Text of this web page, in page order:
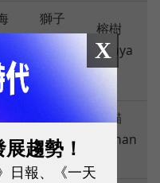
獅子
山
Lionro
榕樹
Banya
n
時鐘
Tokei
山貓
Yaman
X
趨勢！
日報、《一天